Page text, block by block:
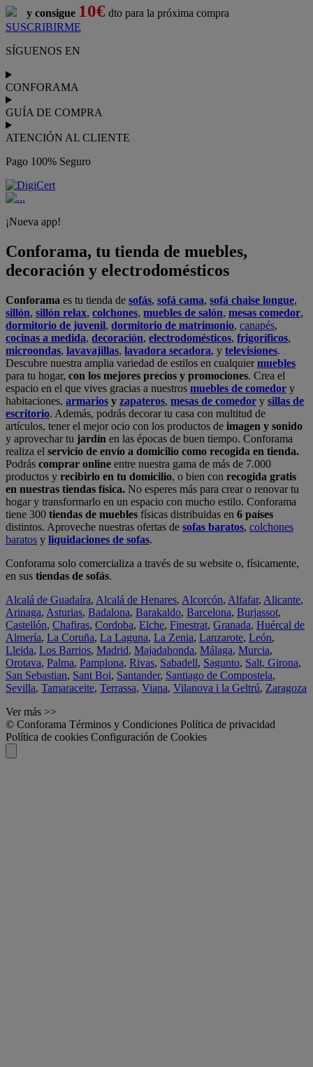
y consigue 10€ dto para la próxima compra
SUSCRIBIRME
SÍGUENOS EN
CONFORAMA
GUÍA DE COMPRA
ATENCIÓN AL CLIENTE
Pago 100% Seguro
¡Nueva app!
Conforama, tu tienda de muebles,
decoración y electrodomésticos
Conforama es tu tienda de sofás, sofá cama, sofá chaise longue,
sillón, sillón relax, colchones, muebles de salón, mesas comedor,
dormitorio de juvenil, dormitorio de matrimonio, canapés,
cocinas a medida, decoración, electrodomésticos, frigoríficos,
microondas, lavavajillas, lavadora secadora, y televisiones.
Descubre nuestra amplia variedad de estilos en cualquiermuebles
para tu hogar, con los mejores precios y promociones. Crea el
espacio en el que vives gracias a nuestros muebles de comedor y
habitaciones, armarios y zapateros, mesas de comedor y sillas de
escritorio. Además, podrás decorar tu casa con multitud de
artículos, tener el mejor ocio con los productos de imagen y sonido
y aprovechar tu jardín en las épocas de buen tiempo. Conforama
realiza el servicio de envío a domicilio como recogida en tienda.
Podrás comprar online entre nuestra gama de más de 7.000
productos y recibirlo en tu domicilio, o bien con recogida gratis
en nuestras tiendas física. No esperes más para crear o renovar tu
hogar y transformarlo en un espacio con mucho estilo. Conforama
tiene 300 tiendas de muebles físicas distribuidas en 6 países
distintos. Aproveche nuestras ofertas de sofas baratos, colchones
baratos y liquidaciones de sofas.
Conforama solo comercializa a través de su website o, físicamente,
en sus tiendas de sofás.
Alcalá de Guadaíra, Alcalá de Henares, Alcorcón, Alfafar, Alicante,
Arinaga, Asturias, Badalona, Barakaldo, Barcelona, Burjassot,
Castellón, Chafiras, Cordoba, Elche, Finestrat, Granada, Huércal de
Almería, La Coruña, La Laguna, La Zenia, Lanzarote, León,
Lleida, Los Barrios, Madrid, Majadahonda, Málaga, Murcia,
Orotava, Palma, Pamplona, Rivas, Sabadell, Sagunto, Salt, Girona,
San Sebastian, Sant Boi, Santander, Santiago de Compostela,
Sevilla, Tamaraceite, Terrassa, Viana, Vilanova i la Geltrú, Zaragoza
Ver más >>
© Conforama Términos y Condiciones Política de privacidad
Política de cookies Configuración de Cookies